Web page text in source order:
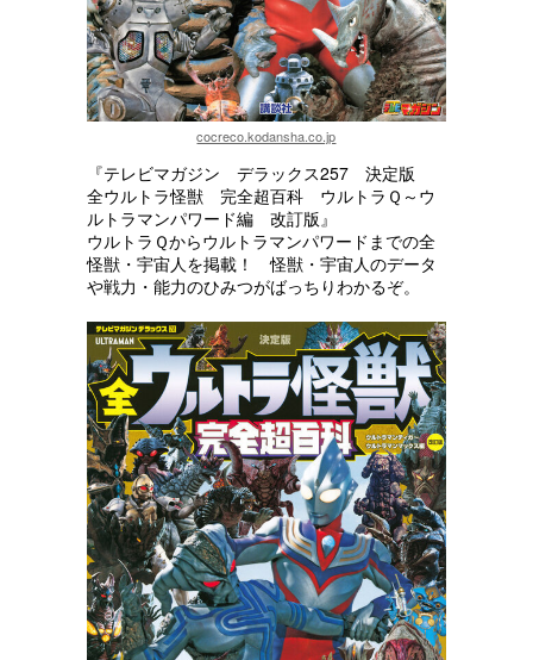
cocreco.kodansha.co.jp
『テレビマガジン デラックス257 決定版
全ウルトラ怪獣 完全超百科 ウルトラＱ～ウ
ルトラマンパワード編 改訂版』
ウルトラＱからウルトラマンパワードまでの全
怪獣・宇宙人を掲載！ 怪獣・宇宙人のデータ
や戦力・能力のひみつがばっちりわかるぞ。